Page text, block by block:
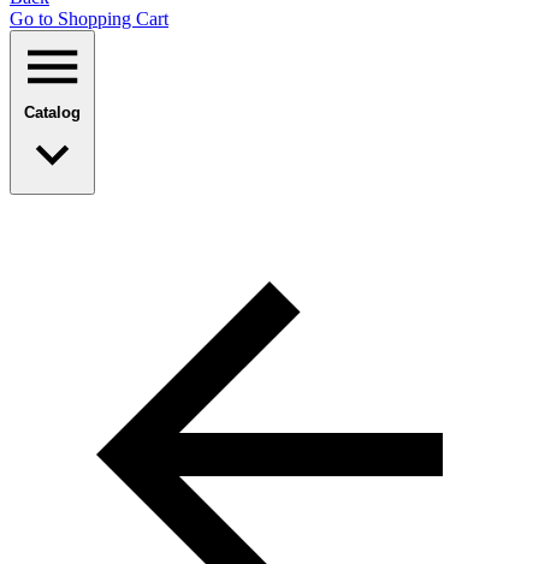
Go to Shopping Сart
Catalog